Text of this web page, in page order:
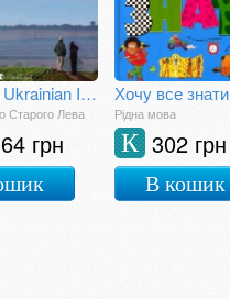
Ukraїner. Ukrainian Insider
Старого Лева
грн
Хочу все знати
Рідна мова
302 грн
К
В кошик